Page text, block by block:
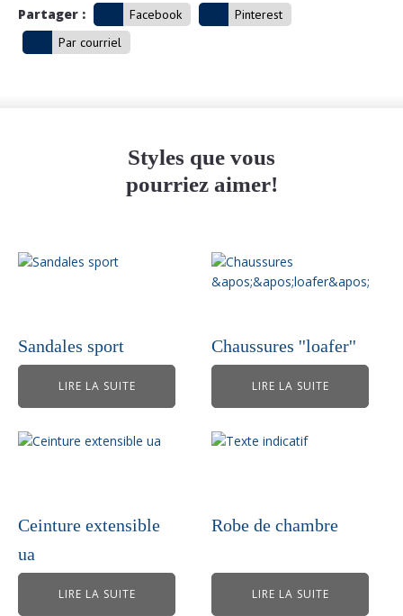
Partager : Facebook
Pinterest
Par courriel
Styles que vous
pourriez aimer!
Sandales sport
LIRE LA SUITE
Chaussures ''loafer''
LIRE LA SUITE
Ceinture extensible
ua
LIRE LA SUITE
Robe de chambre
LIRE LA SUITE